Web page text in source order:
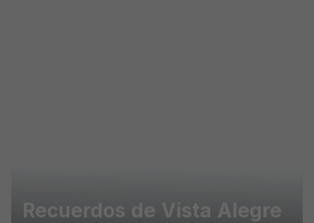
Recuerdos de Vista Alegre